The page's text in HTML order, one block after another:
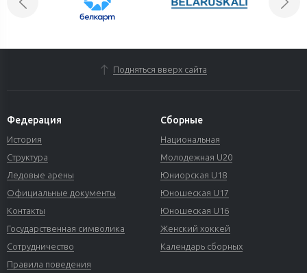
Подняться вверх сайта
Федерация
История
Структура
Ледовые арены
Официальные документы
Контакты
Государственная символика
Сотрудничество
Правила поведения
Сборные
Национальная
Молодежная U20
Юниорская U18
Юношеская U17
Юношеская U16
Женский хоккей
Календарь сборных